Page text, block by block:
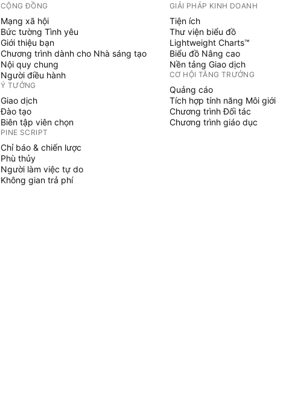
CỘNG ĐỒNG
Mạng xã hội
Bức tường Tình yêu
Giới thiệu bạn
Chương trình dành cho Nhà sáng tạo
Nội quy chung
Người điều hành
Ý TƯỞNG
Giao dịch
Đào tạo
Biên tập viên chọn
PINE SCRIPT
Chỉ báo & chiến lược
Phù thủy
Người làm việc tự do
Không gian trả phí
GIẢI PHÁP KINH DOANH
Tiện ích
Thư viện biểu đồ
Lightweight Charts™
Biểu đồ Nâng cao
Nền tảng Giao dịch
CƠ HỘI TĂNG TRƯỞNG
Quảng cáo
Tích hợp tính năng Môi giới
Chương trình Đối tác
Chương trình giáo dục